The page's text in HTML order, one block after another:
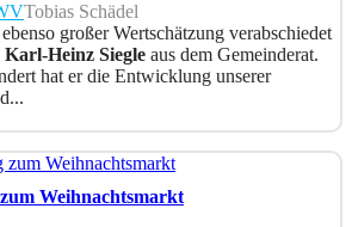
Tobias Schädel
großer Wertschätzung verabschiedet
Karl-Heinz Siegle aus dem Gemeinderat.
hat er die Entwicklung unserer
Weihnachtsmarkt